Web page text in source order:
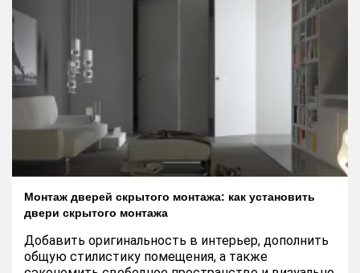
Монтаж дверей скрытого монтажа: как установить
двери скрытого монтажа
Добавить оригинальность в интерьер, дополнить
общую стилистику помещения, а также